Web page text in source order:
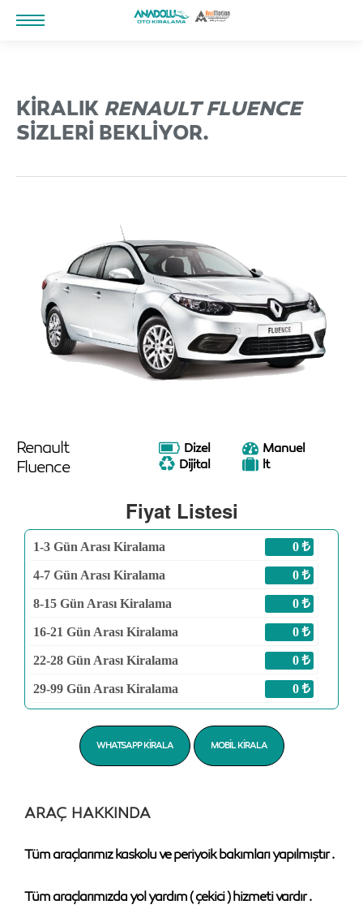
KIRALIK RENAULT FLUENCE
SIZLERI BEKLIYOR.
Renault
Fluence
Dizel
Manuel
Dijital
lt
Fiyat Listesi
1-3 Gün Arası Kiralama 0
4-7 Gün Arası Kiralama 0
8-15 Gün Arası Kiralama 0
16-21 Gün Arası Kiralama 0
22-28 Gün Arası Kiralama 0
29-99 Gün Arası Kiralama 0
WHATSAPP KIRALA MOBIL KIRALA
ARAÇ HAKKINDA
Tüm araçlarımız kaskolu ve periyoik bakımları yapılmıştır .
Tüm araçlarımızda yol yardım ( çekici ) hizmeti vardır .